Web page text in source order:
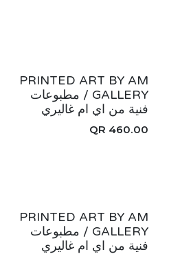
جديد!
PRINTED ART BY AM
GALLERY / مطبوعات
فنية من اي ام غاليري
460.00
جديد!
PRINTED ART BY AM
GALLERY / مطبوعات
فنية من اي ام غاليري